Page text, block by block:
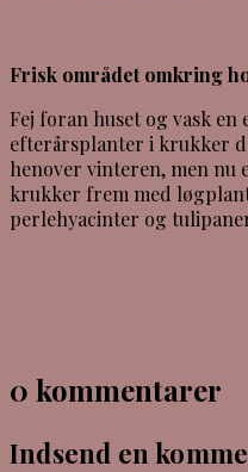
Frisk området omkring
Fej foran huset og vask en
efterårsplanter i krukker
henover vinteren, men nu
krukker frem med
perlehyacinter og
0 kommentarer
Indsend en